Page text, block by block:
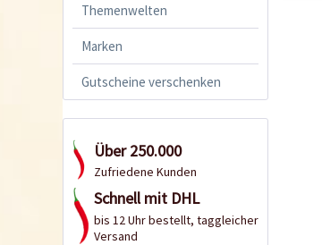
Themenwelten
Marken
Gutscheine verschenken
Über 250.000
Zufriedene Kunden
Schnell mit DHL
bis 12 Uhr bestellt, taggleicher
Versand